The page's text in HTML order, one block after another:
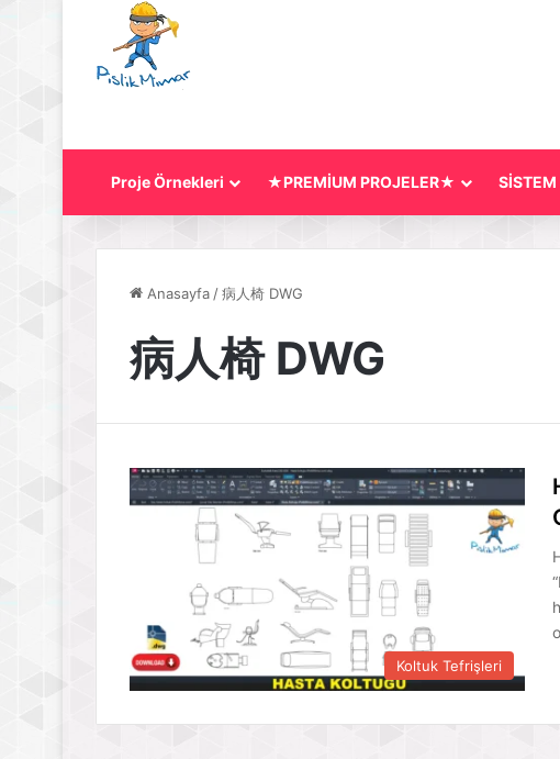
Proje Örnekleri ★PREMİUM PROJELER★ SİSTEM
Anasayfa /病人椅 DWG
病人椅 DWG
Koltuk Tefrişleri